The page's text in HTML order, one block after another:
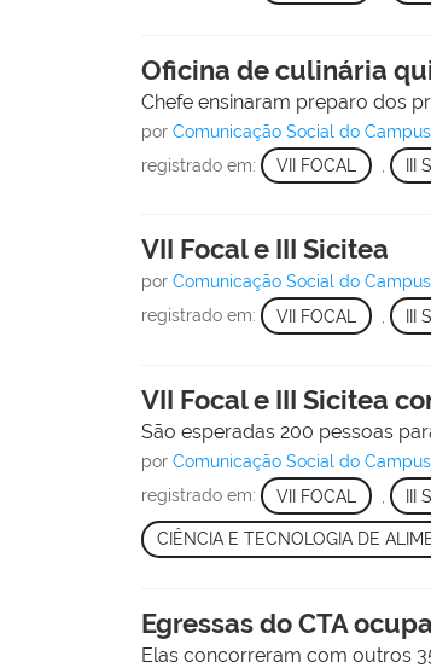
Oficina de culinária
Chefe ensinaram preparo dos
porComunicação Social do
registrado em: VII FOCAL III
VII Focal e III Sicitea
porComunicação Social do
registrado em: VII FOCAL III
VII Focal e III Sicitea
São esperadas 200 pessoas
porComunicação Social do
registrado em: VII FOCAL III
CIÊNCIA E TECNOLOGIA DE
Egressas do CTA
Elas concorreram com outros